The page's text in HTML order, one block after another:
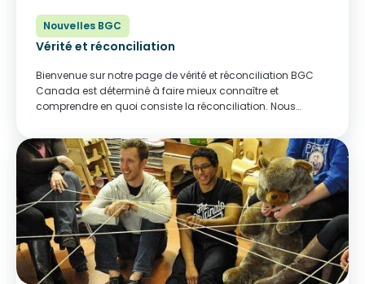
Nouvelles BGC
Vérité et réconciliation
Bienvenue sur notre page de vérité et réconciliation BGC
Canada est déterminé à faire mieux connaître et
comprendre en quoi consiste la réconciliation. Nous
organismes et les communautés autochtones dans le
but...